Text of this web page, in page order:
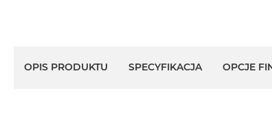
OPIS PRODUKTU SPECYFIKACJA OPCJE